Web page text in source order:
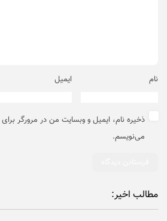
نام ایمیل
ذخیره نام، ایمیل و وبسایت من در مرورگر
می‌نویسم.
مطالب اخیر: